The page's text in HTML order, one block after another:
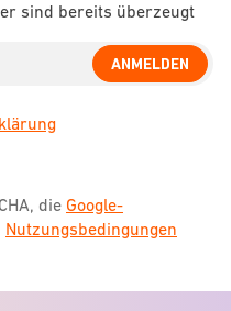
sind bereits überzeugt
ANMELDEN
die Google-
Nutzungsbedingungen